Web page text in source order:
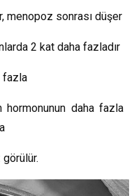
menopoz sonrası düşer
2 kat daha fazladır
fazla
daha fazla